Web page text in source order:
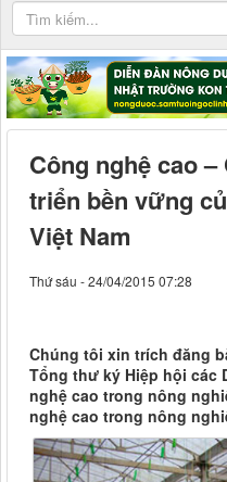
Công nghệ cao
triển bền vững
Việt Nam
Thứ sáu - 24/04/2015 07:28
Chúng tôi xin trích đăng
Tổng thư ký Hiệp hội các
nghệ cao trong nông
nghệ cao trong nông